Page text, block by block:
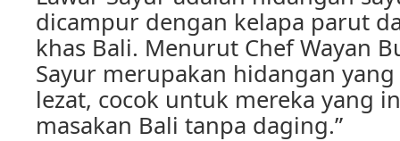
dicampur dengan kelapa parut
khas Bali. Menurut Chef Wayan
Sayur merupakan hidangan
lezat, cocok untuk mereka yang
masakan Bali tanpa daging.”